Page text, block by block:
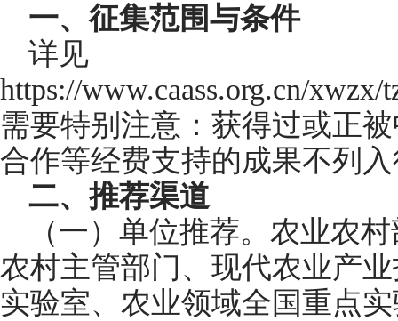
一、征集范围与条件
详见
https://www.caass.org.cn/xwzx/
需要特别注意：获得过或正
合作等经费支持的成果不列
二、推荐渠道
（一）单位推荐。农业农
农村主管部门、现代农业产
实验室、农业领域全国重点